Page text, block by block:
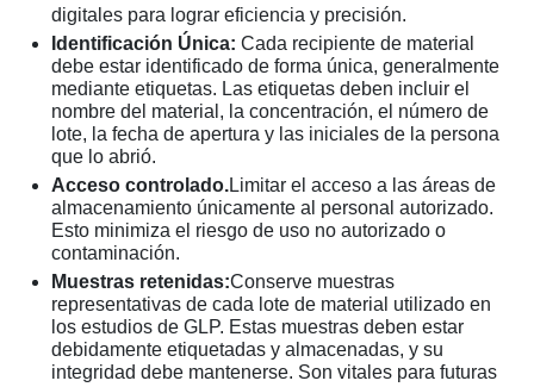
digitales para lograr eficiencia y precisión.
Identificación Única: Cada recipiente de material
debe estar identificado de forma única, generalmente
mediante etiquetas. Las etiquetas deben incluir el
nombre del material, la concentración, el número de
lote, la fecha de apertura y las iniciales de la persona
que lo abrió.
Acceso controlado.Limitar el acceso a las áreas de
almacenamiento únicamente al personal autorizado.
Esto minimiza el riesgo de uso no autorizado o
contaminación.
Muestras retenidas:Conserve muestras
representativas de cada lote de material utilizado en
los estudios de GLP. Estas muestras deben estar
debidamente etiquetadas y almacenadas, y su
integridad debe mantenerse. Son vitales para futuras